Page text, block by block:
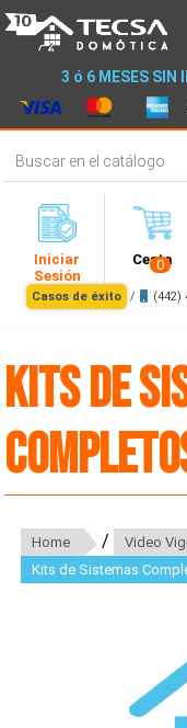
3 ó 6 MESES
Iniciar
Sesión
Cesta
0
Casos de éxito / (442)
Kits De
Home / Video
Kits de Sistemas